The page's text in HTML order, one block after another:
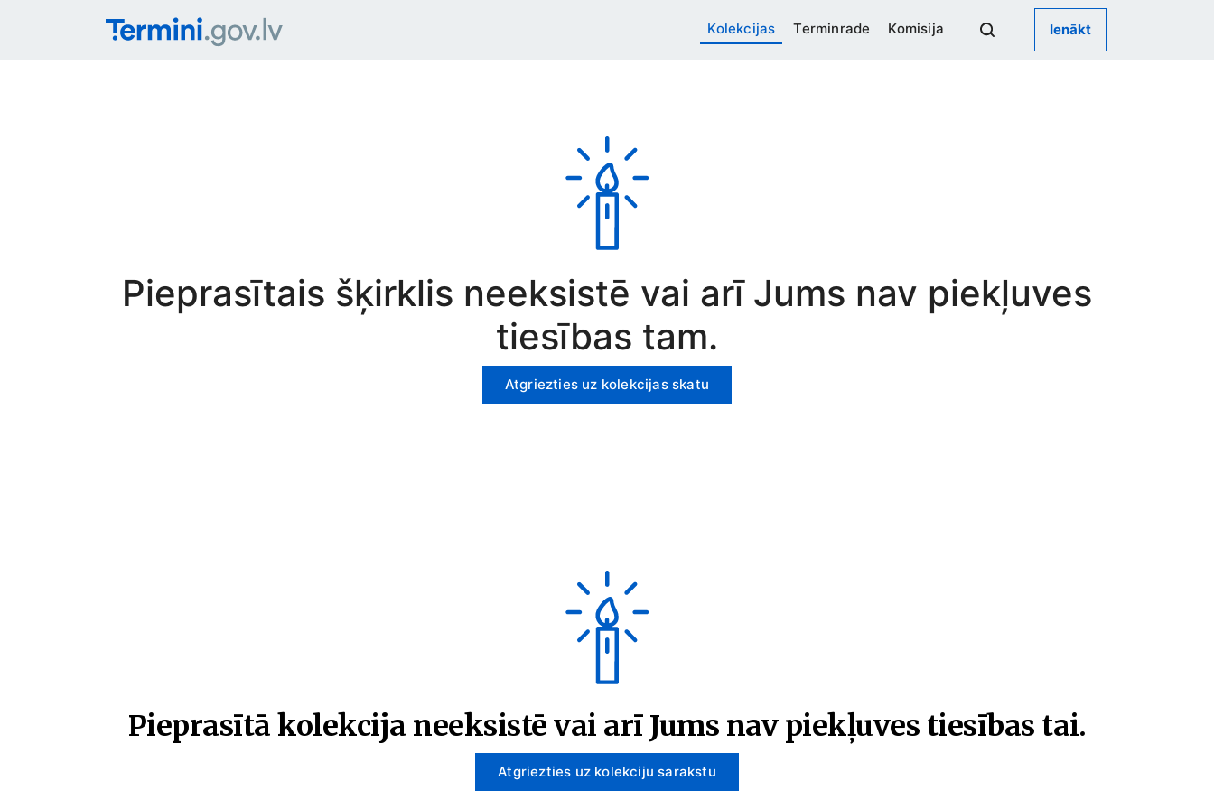
Kolekcijas Terminrade Komisija Ienākt
Pieprasītais šķirklis neeksistē vai arī Jums nav piekļuves
tiesības tam.
Atgriezties uz kolekcijas skatu
Pieprasītā kolekcija neeksistē vai arī Jums nav piekļuves tiesības tai.
Atgriezties uz kolekciju sarakstu